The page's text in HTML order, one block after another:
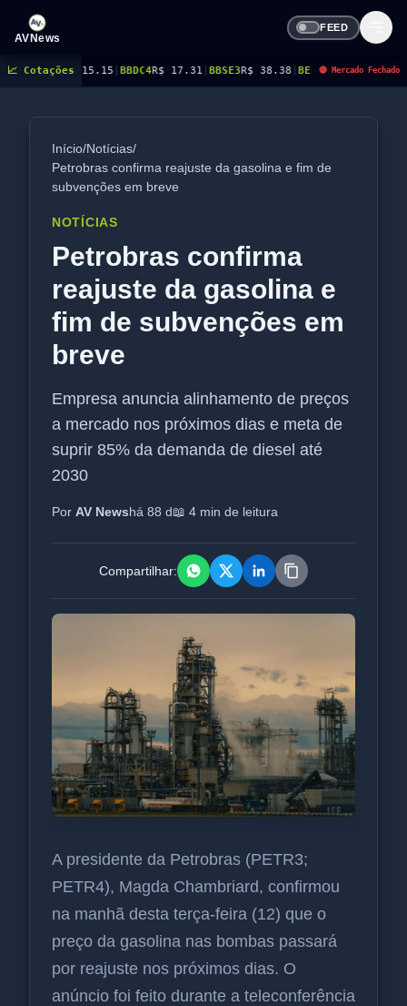
AVNews
FEED
📈 Cotações
|BBDC4R$ 17.31 |BBSE3R$ 38.38 |BEES3R$ 8.78| BEES4 R$ 9.16|
🔴 Mercado Fechado
Início/Notícias/
Petrobras confirma reajuste da gasolina e fim de
subvenções em breve
NOTÍCIAS
Petrobras confirma
reajuste da gasolina e
fim de subvenções em
breve
Empresa anuncia alinhamento de preços
a mercado nos próximos dias e meta de
suprir 85% da demanda de diesel até
2030
Por AV Newshá 88 d📖 4 min de leitura
Compartilhar:
A presidente da Petrobras (PETR3;
PETR4), Magda Chambriard, confirmou
na manhã desta terça-feira (12) que o
preço da gasolina nas bombas passará
por reajuste nos próximos dias. O
anúncio foi feito durante a teleconferência